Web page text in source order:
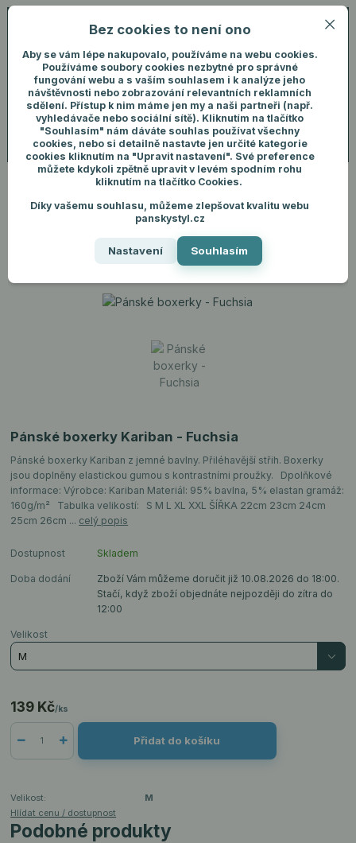
Menu
+420 731 292 460
Přihlášení
Hledat
ks
Úvod Pánské spodní prádlo Boxerky Pánské boxerky - Fuchsia
Pánské boxerky - Fuchsia
Pánské boxerky Kariban - Fuchsia
Pánské boxerky Kariban z jemné bavlny. Přiléhavější střih. Boxerky
jsou doplněny elastickou gumou s kontrastními proužky. Dpolňkové
informace: Výrobce: Kariban Materiál: 95% bavlna, 5% elastan gramáž:
160g/m² Tabulka velikostí: S M L XL XXL ŠÍŘKA 22cm 23cm 24cm
25cm 26cm ... celý popis
Dostupnost Skladem
Doba dodání
Zboží Vám můžeme doručit již 10.08.2026 do 18:00.
Stačí, když zboží objednáte nejpozději do zítra do
12:00
Velikost
139 Kč/ks
Přidat do košíku
Velikost:
M
Hlídat cenu / dostupnost
Podobné produkty
Bez cookies to není ono
Aby se vám lépe nakupovalo, používáme na webu cookies.
Používáme soubory cookies nezbytné pro správné
fungování webu a s vaším souhlasem i k analýze jeho
návštěvnosti nebo zobrazování relevantních reklamních
sdělení. Přístup k nim máme jen my a naši partneři (např.
vyhledávače nebo sociální sítě). Kliknutím na tlačítko
"Souhlasím" nám dáváte souhlas používat všechny
cookies, nebo si detailně nastavte jen určité kategorie
cookies kliknutím na "Upravit nastavení". Své preference
můžete kdykoli zpětně upravit v levém spodním rohu
kliknutím na tlačítko Cookies.
Díky vašemu souhlasu, můžeme zlepšovat kvalitu webu
panskystyl.cz
Nastavení Souhlasím